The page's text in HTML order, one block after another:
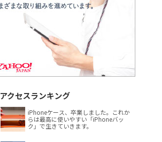
アクセスランキング
iPhoneケース、卒業しました。これか
らは最高に使いやすい「iPhoneバッ
ク」で生きていきます。